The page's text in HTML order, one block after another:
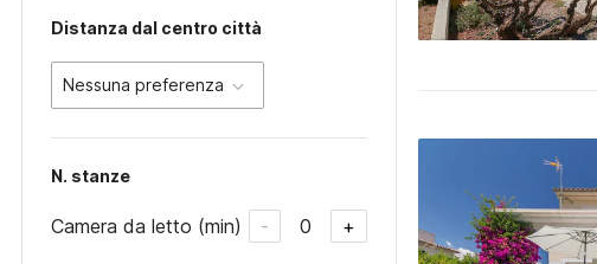
Distanza dal centro città
Nessuna preferenza
N. stanze
Camera da letto (min) - 0 +